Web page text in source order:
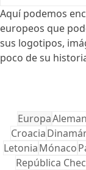
Aquí podemos
europeos que
sus logotipos,
poco de su
Europa
Croacia
LetoniaMónaco
República